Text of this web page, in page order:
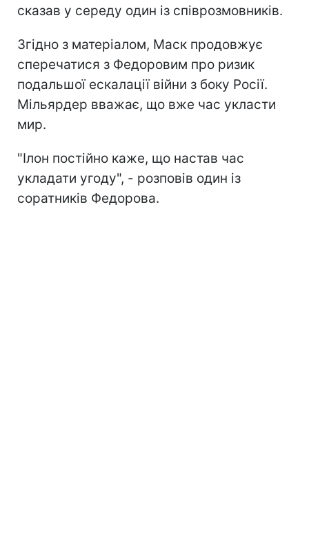
сказав у середу один із співрозмовників.
Згідно з матеріалом, Маск продовжує
сперечатися з Федоровим про ризик
подальшої ескалації війни з боку Росії.
Мільярдер вважає, що вже час укласти
мир.
"Ілон постійно каже, що настав час
укладати угоду", - розповів один із
соратників Федорова.